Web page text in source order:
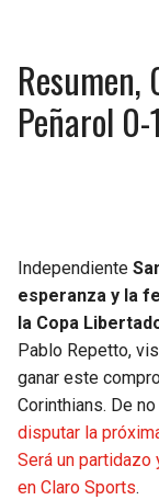
Resumen,
Peñarol
Independiente
esperanza y la
la Copa
Pablo Repetto,
ganar este
Corinthians. De no
disputar la
Será un
en Claro Sports.